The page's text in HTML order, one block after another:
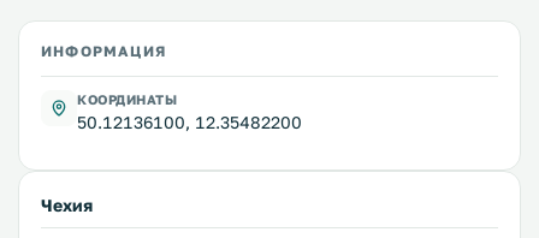
ИНФОРМАЦИЯ
КООРДИНАТЫ
50.12136100, 12.35482200
Чехия